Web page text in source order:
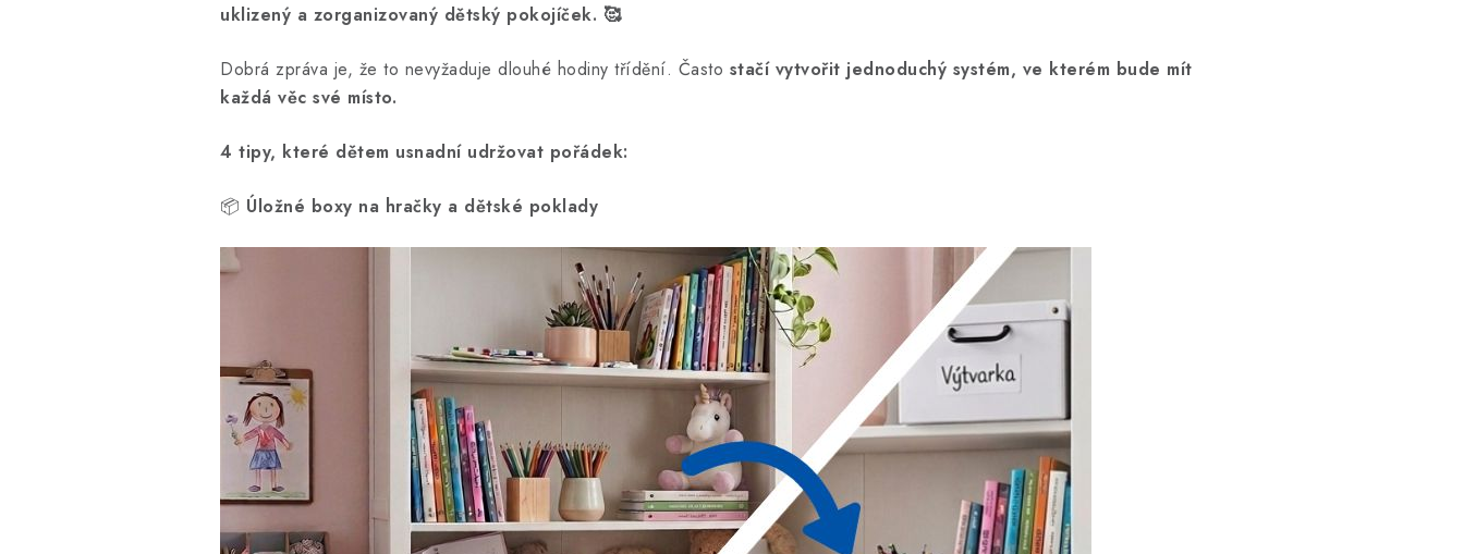
uklizený a zorganizovaný dětský pokojíček. 🥰
Dobrá zpráva je, že to nevyžaduje dlouhé hodiny třídění. Často stačí vytvořit jednoduchý systém, ve kterém bude mít
každá věc své místo.
4 tipy, které dětem usnadní udržovat pořádek:
📦 Úložné boxy na hračky a dětské poklady